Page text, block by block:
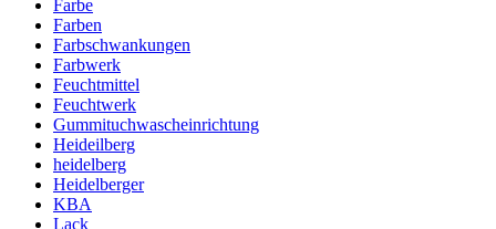
Farbe
Farben
Farbschwankungen
Farbwerk
Feuchtmittel
Feuchtwerk
Gummituchwascheinrichtung
Heideilberg
heidelberg
Heidelberger
KBA
Lack